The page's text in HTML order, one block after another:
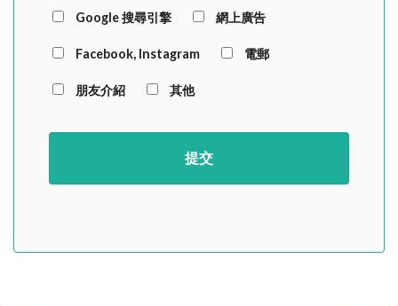
Google 搜尋引擎 網上廣告
Facebook, Instagram 電郵
朋友介紹 其他